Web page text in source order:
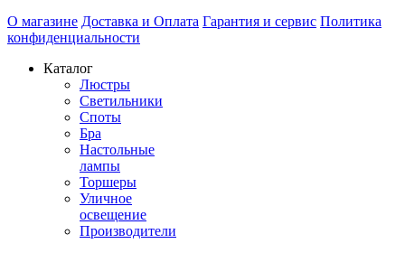
О магазине Доставка и Оплата Гарантия и сервис Политика
конфиденциальности
Каталог
Люстры
Светильники
Споты
Бра
Настольные
лампы
Торшеры
Уличное
освещение
Производители